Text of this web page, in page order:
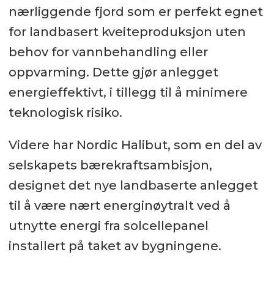
nærliggende fjord som er perfekt egnet
for landbasert kveiteproduksjon uten
behov for vannbehandling eller
oppvarming. Dette gjør anlegget
energieffektivt, i tillegg til å minimere
teknologisk risiko.
Videre har Nordic Halibut, som en del av
selskapets bærekraftsambisjon,
designet det nye landbaserte anlegget
til å være nært energinøytralt ved å
utnytte energi fra solcellepanel
installert på taket av bygningene.